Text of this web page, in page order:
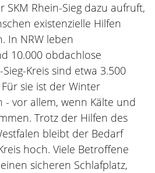
SKM Rhein-Sieg dazu auf­ruft,
existenzielle Hilfen
In NRW leben
10.000 obdachlose
Kreis sind etwa 3.500
sie ist der Winter
- vor allem, wenn Kälte und
Trotz der Hilfen des
bleibt der Bedarf
hoch. Viele Betroffene
sicheren Schlafplatz,